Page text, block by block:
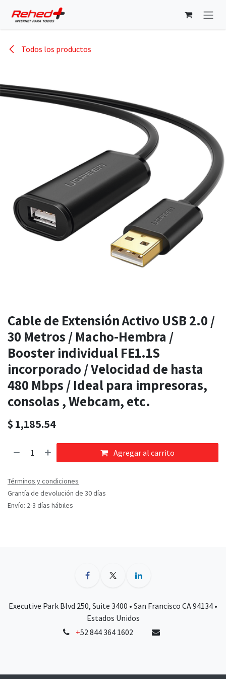
Todos los productos
Cable de Extensión Activo USB 2.0 /
30 Metros / Macho-Hembra /
Booster individual FE1.1S
incorporado / Velocidad de hasta
480 Mbps / Ideal para impresoras,
consolas , Webcam, etc.
$ 1,185.54
Agregar al carrito
Términos y condiciones
Grantía de devolución de 30 días
Envío: 2-3 días hábiles
Executive Park Blvd 250, Suite 3400 • San Francisco CA 94134 •
Estados Unidos
+52 844 364 1602